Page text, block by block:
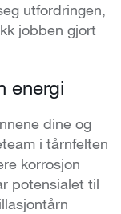
utfordringen,
jobben gjort
energi
dine og
i tårnfelten
korrosjon
potensialet til